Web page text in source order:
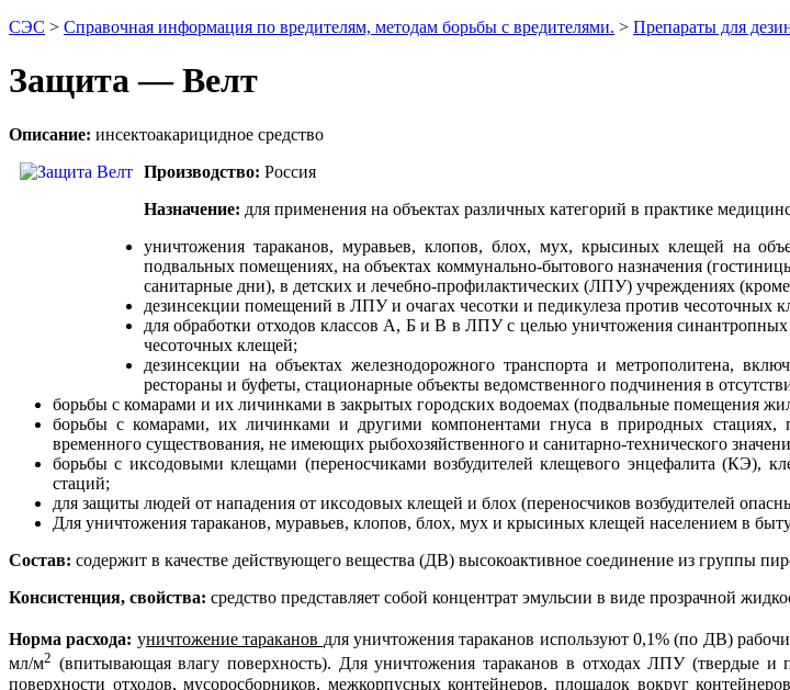
СЭС > Справочная информация по вредителям, методам борьбы с вредителями. > Препараты для
Защита — Велт
Описание: инсектоакарицидное средство
Производство: Россия
Назначение: для применения на объектах различных категорий в практике
уничтожения тараканов, муравьев, клопов, блох, мух, крысиных клещей на
подвальных помещениях, на объектах коммунально-бытового назначения
санитарные дни), в детских и лечебно-профилактических (ЛПУ) учреждениях
дезинсекции помещений в ЛПУ и очагах чесотки и педикулеза против чесоточных
для обработки отходов классов А, Б и В в ЛПУ с целью уничтожения
чесоточных клещей;
дезинсекции на объектах железнодорожного транспорта и метрополитена,
рестораны и буфеты, стационарные объекты ведомственного подчинения в
борьбы с комарами и их личинками в закрытых городских водоемах (подвальные помещения
борьбы с комарами, их личинками и другими компонентами гнуса в природных стациях,
временного существования, не имеющих рыбохозяйственного и санитарно-технического
борьбы с иксодовыми клещами (переносчиками возбудителей клещевого энцефалита (КЭ),
стаций;
для защиты людей от нападения от иксодовых клещей и блох (переносчиков возбудителей
Для уничтожения тараканов, муравьев, клопов, блох, мух и крысиных клещей населением в
Состав: содержит в качестве действующего вещества (ДВ) высокоактивное соединение из группы
Консистенция, свойства: средство представляет собой концентрат эмульсии в виде прозрачной
Норма расхода: уничтожение тараканов для уничтожения тараканов используют 0,1% (по ДВ)
мл/м2 (впитывающая влагу поверхность). Для уничтожения тараканов в отходах ЛПУ (твердые
поверхности отходов, мусоросборников, межкорпусных контейнеров, площадок вокруг